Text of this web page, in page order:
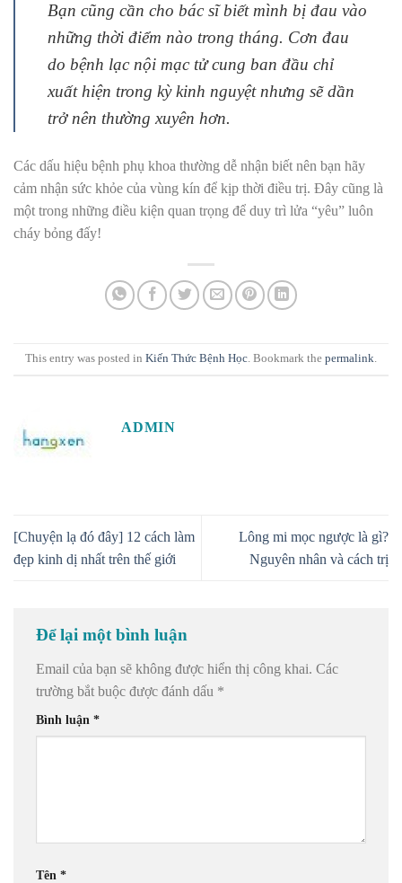
Bạn cũng cần cho bác sĩ biết mình bị đau vào
những thời điểm nào trong tháng. Cơn đau
do bệnh lạc nội mạc tử cung ban đầu chỉ
xuất hiện trong kỳ kinh nguyệt nhưng sẽ dần
trở nên thường xuyên hơn.
Các dấu hiệu bệnh phụ khoa thường dễ nhận biết nên bạn hãy
cảm nhận sức khỏe của vùng kín để kịp thời điều trị. Đây cũng là
một trong những điều kiện quan trọng để duy trì lửa “yêu” luôn
cháy bỏng đấy!
This entry was posted in Kiến Thức Bệnh Học. Bookmark the permalink.
ADMIN
[Chuyện lạ đó đây] 12 cách làm
đẹp kinh dị nhất trên thế giới
Lông mi mọc ngược là gì?
Nguyên nhân và cách trị
Để lại một bình luận
Email của bạn sẽ không được hiển thị công khai. Các
trường bắt buộc được đánh dấu *
Bình luận *
Tên *